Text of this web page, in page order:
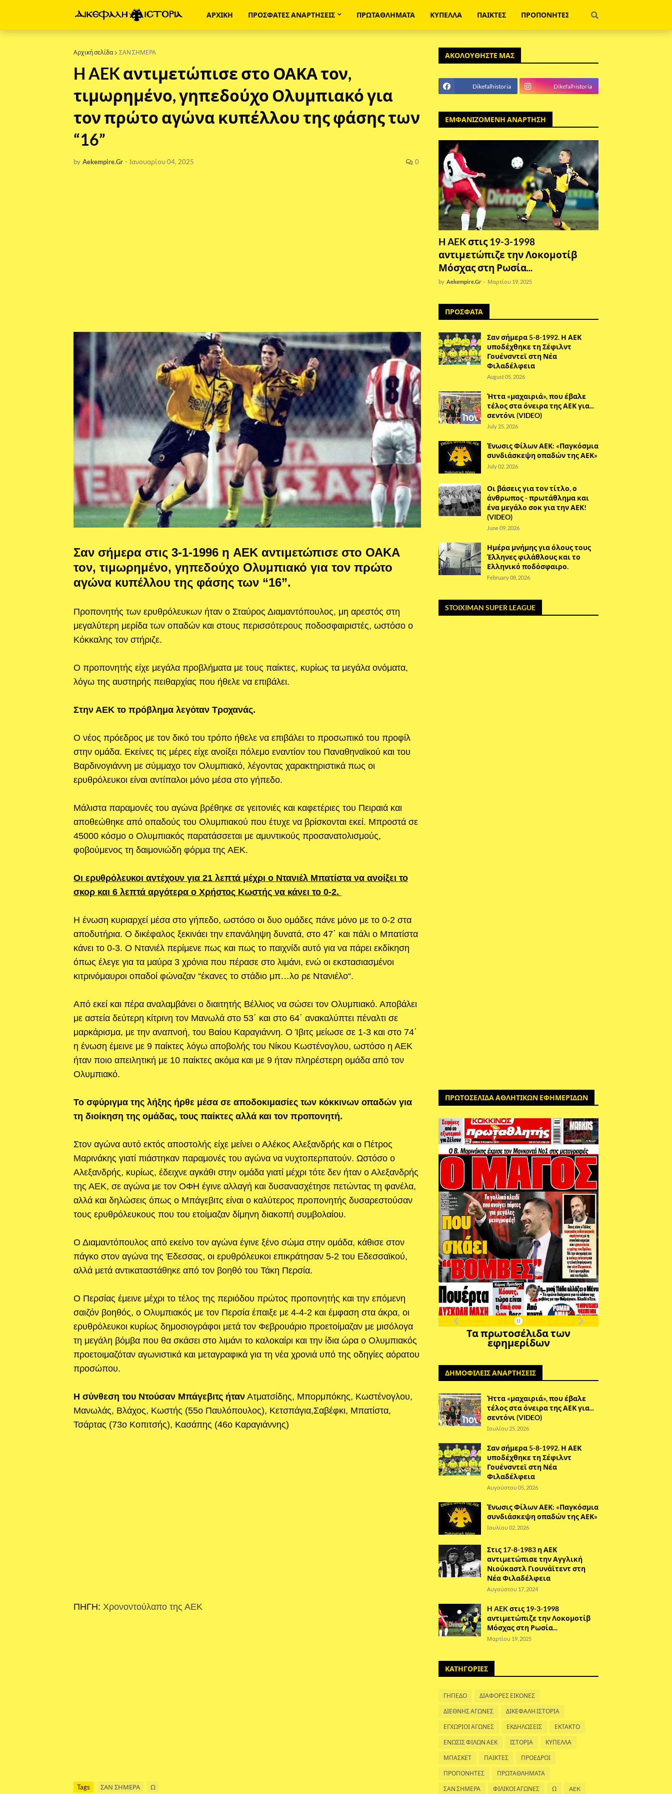
ΑΡΧΙΚΗ ΠΡΟΣΦΑΤΕΣ ΑΝΑΡΤΗΣΕΙΣ ΠΡΩΤΑΘΛΗΜΑΤΑ ΚΥΠΕΛΛΑ ΠΑΙΚΤΕΣ ΠΡΟΠΟΝΗΤΕΣ
Αρχική σελίδα ΣΑΝ ΣΗΜΕΡΑ
H AEK αντιμετώπισε στο ΟΑΚΑ τον,
τιμωρημένο, γηπεδούχο Ολυμπιακό για
τον πρώτο αγώνα κυπέλλου της φάσης των
“16”
by Aekempire.Gr - Ιανουαρίου 04, 2025 0
Σαν σήμερα στις 3-1-1996 η AEK αντιμετώπισε στο ΟΑΚΑ
τον, τιμωρημένο, γηπεδούχο Ολυμπιακό για τον πρώτο
αγώνα κυπέλλου της φάσης των “16”.
Προπονητής των ερυθρόλευκων ήταν ο Σταύρος Διαμαντόπουλος, μη αρεστός στη
μεγαλύτερη μερίδα των οπαδών και στους περισσότερους ποδοσφαιριστές, ωστόσο ο
Κόκκαλης τον στήριζε.
Ο προπονητής είχε μεγάλα προβλήματα με τους παίκτες, κυρίως τα μεγάλα ονόματα,
λόγω της αυστηρής πειθαρχίας που ήθελε να επιβάλει.
Στην ΑΕΚ το πρόβλημα λεγόταν Τροχανάς.
Ο νέος πρόεδρος με τον δικό του τρόπο ήθελε να επιβάλει το προσωπικό του προφίλ
στην ομάδα. Εκείνες τις μέρες είχε ανοίξει πόλεμο εναντίον του Παναθηναϊκού και του
Βαρδινογιάννη με σύμμαχο τον Ολυμπιακό, λέγοντας χαρακτηριστικά πως οι
ερυθρόλευκοι είναι αντίπαλοι μόνο μέσα στο γήπεδο.
Μάλιστα παραμονές του αγώνα βρέθηκε σε γειτονιές και καφετέριες του Πειραιά και
αποθεώθηκε από οπαδούς του Ολυμπιακού που έτυχε να βρίσκονται εκεί. Μπροστά σε
45000 κόσμο ο Ολυμπιακός παρατάσσεται με αμυντικούς προσανατολισμούς,
φοβούμενος τη δαιμονιώδη φόρμα της ΑΕΚ.
Οι ερυθρόλευκοι αντέχουν για 21 λεπτά μέχρι ο Ντανιέλ Μπατίστα να ανοίξει το
σκορ και 6 λεπτά αργότερα ο Χρήστος Κωστής να κάνει το 0-2.
Η ένωση κυριαρχεί μέσα στο γήπεδο, ωστόσο οι δυο ομάδες πάνε μόνο με το 0-2 στα
αποδυτήρια. Ο δικέφαλος ξεκινάει την επανάληψη δυνατά, στο 47΄ και πάλι ο Μπατίστα
κάνει το 0-3. Ο Ντανιέλ περίμενε πως και πως το παιχνίδι αυτό για να πάρει εκδίκηση
όπως έλεγε για τα μαύρα 3 χρόνια που πέρασε στο λιμάνι, ενώ οι εκστασιασμένοι
κιτρινόμαυροι οπαδοί φώναζαν “έκανες το στάδιο μπ…λο ρε Ντανιέλο“.
Από εκεί και πέρα αναλαμβάνει ο διαιτητής Βέλλιος να σώσει τον Ολυμπιακό. Αποβάλει
με αστεία δεύτερη κίτρινη τον Μανωλά στο 53΄ και στο 64΄ ανακαλύπτει πέναλτι σε
μαρκάρισμα, με την αναπνοή, του Βαίου Καραγιάννη. Ο Ίβιτς μείωσε σε 1-3 και στο 74΄
η ένωση έμεινε με 9 παίκτες λόγω αποβολής του Νίκου Κωστένογλου, ωστόσο η ΑΕΚ
ήταν ποιο απειλητική με 10 παίκτες ακόμα και με 9 ήταν πληρέστερη ομάδα από τον
Ολυμπιακό.
Το σφύριγμα της λήξης ήρθε μέσα σε αποδοκιμασίες των κόκκινων οπαδών για
τη διοίκηση της ομάδας, τους παίκτες αλλά και τον προπονητή.
Στον αγώνα αυτό εκτός αποστολής είχε μείνει ο Αλέκος Αλεξανδρής και ο Πέτρος
Μαρινάκης γιατί πιάστηκαν παραμονές του αγώνα να νυχτοπερπατούν. Ωστόσο ο
Αλεξανδρής, κυρίως, έδειχνε αγκάθι στην ομάδα γιατί μέχρι τότε δεν ήταν ο Αλεξανδρής
της ΑΕΚ, σε αγώνα με τον ΟΦΗ έγινε αλλαγή και δυσανασχέτησε πετώντας τη φανέλα,
αλλά και δηλώσεις όπως ο Μπάγεβιτς είναι ο καλύτερος προπονητής δυσαρεστούσαν
τους ερυθρόλευκους που του ετοίμαζαν δίμηνη διακοπή συμβολαίου.
Ο Διαμαντόπουλος από εκείνο τον αγώνα έγινε ξένο σώμα στην ομάδα, κάθισε στον
πάγκο στον αγώνα της Έδεσσας, οι ερυθρόλευκοι επικράτησαν 5-2 του Εδεσσαϊκού,
αλλά μετά αντικαταστάθηκε από τον βοηθό του Τάκη Περσία.
Ο Περσίας έμεινε μέχρι το τέλος της περιόδου πρώτος προπονητής και την επόμενη
σαιζόν βοηθός, ο Ολυμπιακός με τον Περσία έπαιξε με 4-4-2 και έμφαση στα άκρα, οι
ερυθρόλευκοι κυρίως δημοσιογράφοι μετά τον Φεβρουάριο προετοίμαζαν με μισόλογα
τη μεγάλη βόμβα που θα σκάσει στο λιμάνι το καλoκαίρι και την ίδια ώρα ο Ολυμπιακός
προετοιμαζόταν αγωνιστικά και μεταγραφικά για τη νέα χρονιά υπό της οδηγίες αόρατου
προσώπου.
Η σύνθεση του Ντούσαν Μπάγεβιτς ήταν Ατματσίδης, Μπορμπόκης, Κωστένογλου,
Μανωλάς, Βλάχος, Κωστής (55ο Παυλόπουλος), Κετσπάγια,Σαβέφκι, Μπατίστα,
Τσάρτας (73ο Κοπιτσής), Κασάπης (46ο Καραγιάννης)
ΠΗΓΗ: Χρονοντούλαπο της ΑΕΚ
Tags ΣΑΝ ΣΗΜΕΡΑ Ω
ΑΚΟΛΟΥΘΗΣΤΕ ΜΑΣ
Dikefalhistoria Dikefalhistoria
ΕΜΦΑΝΙΖΟΜΕΝΗ ΑΝΑΡΤΗΣΗ
H AEK στις 19-3-1998
αντιμετώπιζε την Λοκομοτίβ
Μόσχας στη Ρωσία...
by Aekempire.Gr - Μαρτίου 19, 2025
ΠΡΟΣΦΑΤΑ
Σαν σήμερα 5-8-1992. Η ΑΕΚ
υποδέχθηκε τη Σέφιλντ
Γουένσντεϊ στη Νέα
Φιλαδέλφεια
August 05, 2026
Ήττα «μαχαιριά», που έβαλε
τέλος στα όνειρα της ΑΕΚ για...
σεντόνι (VIDEO)
July 25, 2026
Ένωσις Φίλων ΑΕΚ: «Παγκόσμια
συνδιάσκεψη οπαδών της ΑΕΚ»
July 02, 2026
Οι βάσεις για τον τίτλο, ο
άνθρωπος - πρωτάθλημα και
ένα μεγάλο σοκ για την ΑΕΚ!
(VIDEO)
June 09, 2026
Ημέρα μνήμης για όλους τους
Έλληνες φιλάθλους και το
Ελληνικό ποδόσφαιρο.
February 08, 2026
STOIXIMAN SUPER LEAGUE
ΠΡΩΤΟΣΕΛΙΔΑ ΑΘΛΗΤΙΚΩΝ ΕΦΗΜΕΡΙΔΩΝ
Τα πρωτοσέλιδα των
εφημερίδων
ΔΗΜΟΦΙΛΕΙΣ ΑΝΑΡΤΗΣΕΙΣ
Ήττα «μαχαιριά», που έβαλε
τέλος στα όνειρα της ΑΕΚ για...
σεντόνι (VIDEO)
Ιουλίου 25, 2026
Σαν σήμερα 5-8-1992. Η ΑΕΚ
υποδέχθηκε τη Σέφιλντ
Γουένσντεϊ στη Νέα
Φιλαδέλφεια
Αυγούστου 05, 2026
Ένωσις Φίλων ΑΕΚ: «Παγκόσμια
συνδιάσκεψη οπαδών της ΑΕΚ»
Ιουλίου 02, 2026
Στις 17-8-1983 η ΑΕΚ
αντιμετώπισε την Αγγλική
Νιούκαστλ Γιουνάϊτεντ στη
Νέα Φιλαδέλφεια
Αυγούστου 17, 2024
H AEK στις 19-3-1998
αντιμετώπιζε την Λοκομοτίβ
Μόσχας στη Ρωσία...
Μαρτίου 19, 2025
ΚΑΤΗΓΟΡΙΕΣ
ΓΗΠΕΔΟ ΔΙΑΦΟΡΕΣ ΕΙΚΟΝΕΣ
ΔΙΕΘΝΗΣ ΑΓΩΝΕΣ ΔΙΚΕΦΑΛΗ ΙΣΤΟΡΙΑ
ΕΓΧΩΡΙΟΙ ΑΓΩΝΕΣ ΕΚΔΗΛΩΣΕΙΣ ΕΚΤΑΚΤΟ
ΕΝΩΣΙΣ ΦΙΛΩΝ ΑΕΚ ΙΣΤΟΡΙΑ ΚΥΠΕΛΛΑ
ΜΠΑΣΚΕΤ ΠΑΙΚΤΕΣ ΠΡΟΕΔΡΟΙ
ΠΡΟΠΟΝΗΤΕΣ ΠΡΩΤΑΘΛΗΜΑΤΑ
ΣΑΝ ΣΗΜΕΡΑ ΦΙΛΙΚΟΙ ΑΓΩΝΕΣ Ω AEK